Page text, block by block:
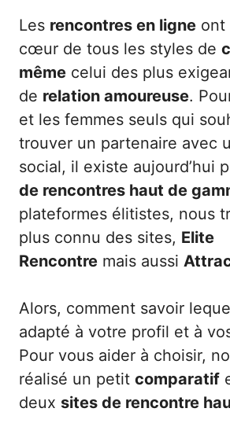
Les rencontres en ligne ont
cœur de tous les styles de
même celui des plus
de relation amoureuse.
et les femmes seuls qui
trouver un partenaire avec
social, il existe aujourd’hui
de rencontres haut de
plateformes élitistes, nous
plus connu des sites, Elite
Rencontre mais aussi
Alors, comment savoir
adapté à votre profil et à
Pour vous aider à choisir,
réalisé un petit comparatif
deux sites de rencontre